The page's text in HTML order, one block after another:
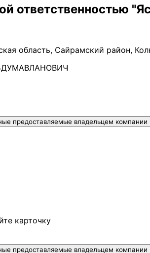
ответственностью
область, Сайрамский район,
предоставляемые владельцем компании
карточку
предоставляемые владельцем компании